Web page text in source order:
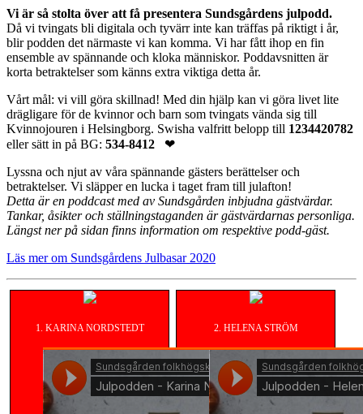
Vi är så stolta över att få presentera Sundsgårdens julpodd.
Då vi tvingats bli digitala och tyvärr inte kan träffas på riktigt i år,
blir podden det närmaste vi kan komma. Vi har fått ihop en fin
ensemble av spännande och kloka människor. Poddavsnitten är
korta betraktelser som känns extra viktiga detta år.
Vårt mål: vi vill göra skillnad! Med din hjälp kan vi göra livet lite
drägligare för de kvinnor och barn som tvingats vända sig till
Kvinnojouren i Helsingborg. Swisha valfritt belopp till 1234420782
eller sätt in på BG: 534-8412 ❤
Lyssna och njut av våra spännande gästers berättelser och
betraktelser. Vi släpper en lucka i taget fram till julafton!
Detta är en poddcast med av Sundsgården inbjudna gästvärdar.
Tankar, åsikter och ställningstaganden är gästvärdarnas personliga.
Längst ner på sidan finns information om respektive podd-gäst.
Läs mer om Sundsgårdens Julbasar 2020
1. KARINA NORDSTEDT 2. HELENA STRÖM